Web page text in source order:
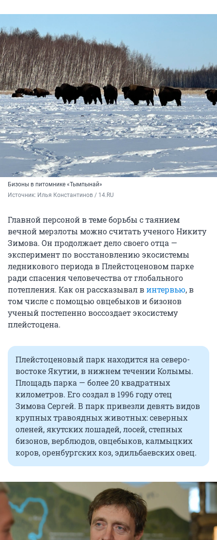
Бизоны в питомнике «Тымпынай»
Источник: Илья Константинов / 14.RU
Главной персоной в теме борьбы с таянием
вечной мерзлоты можно считать ученого Никиту
Зимова. Он продолжает дело своего отца —
эксперимент по восстановлению экосистемы
ледникового периода в Плейстоценовом парке
ради спасения человечества от глобального
потепления. Как он рассказывал винтервью, в
том числе с помощью овцебыков и бизонов
ученый постепенно воссоздает экосистему
плейстоцена.
Плейстоценовый парк находится на северо-
востоке Якутии, в нижнем течении Колымы.
Площадь парка — более 20 квадратных
километров. Его создал в 1996 году отец
Зимова Сергей. В парк привезли девять видов
крупных травоядных животных: северных
оленей, якутских лошадей, лосей, степных
бизонов, верблюдов, овцебыков, калмыцких
коров, оренбургских коз, эдильбаевских овец.